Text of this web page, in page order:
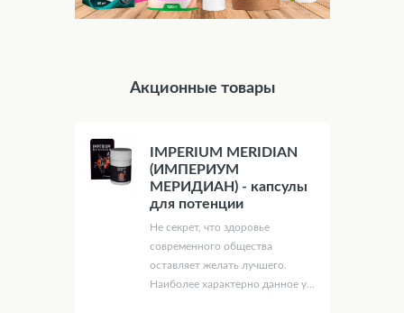
Акционные товары
IMPERIUM MERIDIAN
(ИМПЕРИУМ
МЕРИДИАН) - капсулы
для потенции
Не секрет, что здоровье
современного общества
оставляет желать лучшего.
Наиболее характерно данное у...